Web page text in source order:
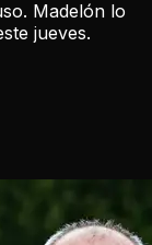
Madelón lo
jueves.